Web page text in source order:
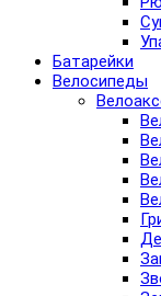
Батарейки
Велосипеды